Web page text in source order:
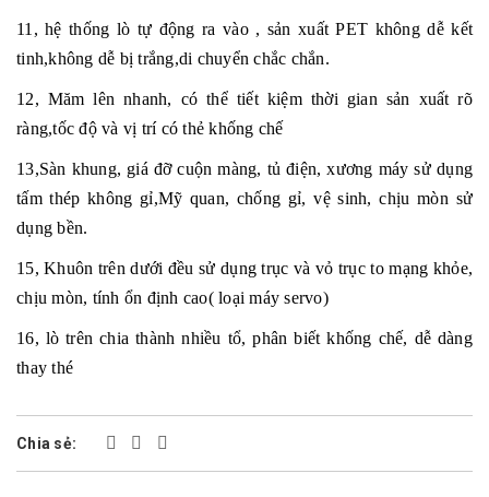
11, hệ thống lò tự động ra vào , sản xuất PET không dễ kết
tinh,không dễ bị trắng,di chuyển chắc chắn.
12, Măm lên nhanh, có thể tiết kiệm thời gian sản xuất rõ
ràng,tốc độ và vị trí có thẻ khống chế
13,Sàn khung, giá đỡ cuộn màng, tủ điện, xương máy sử dụng
tấm thép không gỉ,Mỹ quan, chống gỉ, vệ sinh, chịu mòn sử
dụng bền.
15, Khuôn trên dưới đều sử dụng trục và vỏ trục to mạng khỏe,
chịu mòn, tính ổn định cao( loại máy servo)
16, lò trên chia thành nhiều tổ, phân biết khống chế, dễ dàng
thay thé
Chia sẻ: